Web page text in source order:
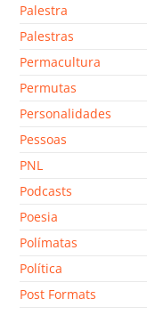
Palestra
Palestras
Permacultura
Permutas
Personalidades
Pessoas
PNL
Podcasts
Poesia
Polímatas
Política
Post Formats